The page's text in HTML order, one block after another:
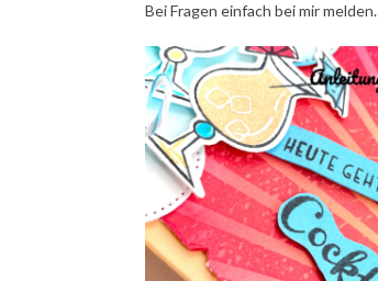
Bei Fragen einfach bei mir melden.